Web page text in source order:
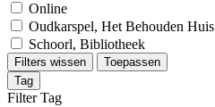
Online
Oudkarspel, Het Behouden Huis
Schoorl, Bibliotheek
Filters wissen
Toepassen
Tag
Filter Tag